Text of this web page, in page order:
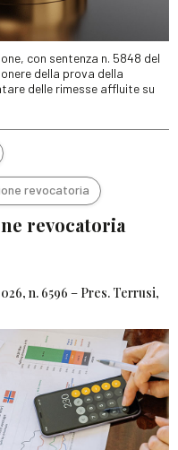
con sentenza n. 5848 del
della prova della
delle rimesse affluite su
revocatoria
revocatoria
n. 6596 – Pres. Terrusi,